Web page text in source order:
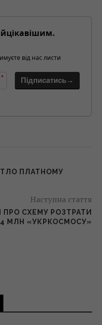
від нас листи
* Підписатись→
ПЛАТНОМУ
Наступна стаття
ПРО СХЕМУ РОЗТРАТИ
МЛН «УКРКОСМОСУ»